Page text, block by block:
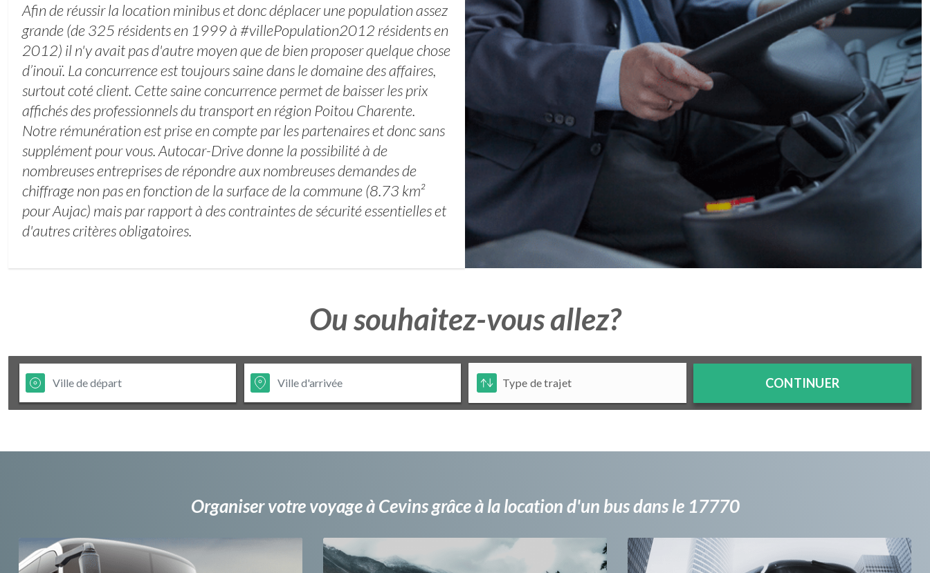
Afin de réussir la location minibus et donc déplacer une population assez
grande (de 325 résidents en 1999 à #villePopulation2012 résidents en
2012) il n'y avait pas d'autre moyen que de bien proposer quelque chose
d’inouï. La concurrence est toujours saine dans le domaine des affaires,
surtout coté client. Cette saine concurrence permet de baisser les prix
affichés des professionnels du transport en région Poitou Charente.
Notre rémunération est prise en compte par les partenaires et donc sans
supplément pour vous. Autocar-Drive donne la possibilité à de
nombreuses entreprises de répondre aux nombreuses demandes de
chiffrage non pas en fonction de la surface de la commune (8.73 km²
pour Aujac) mais par rapport à des contraintes de sécurité essentielles et
d'autres critères obligatoires.
Ou souhaitez-vous allez?
CONTINUER
Organiser votre voyage à Cevins grâce à la location d'un bus dans le 17770